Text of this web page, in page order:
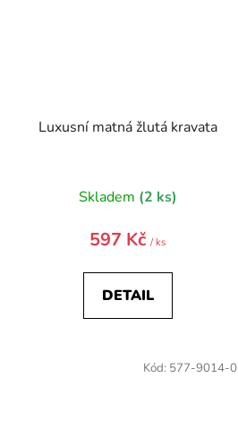
Luxusní matná žlutá kravata
Skladem (2 ks)
597 Kč/ ks
DETAIL
Kód: 577-9014-0